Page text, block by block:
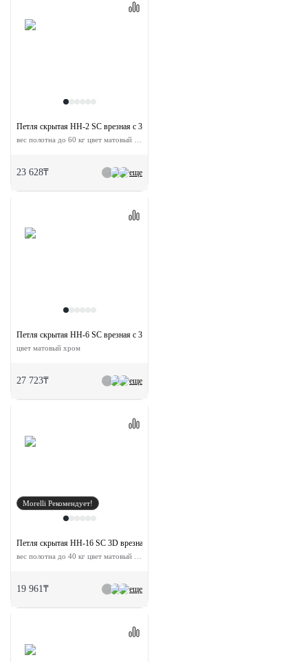
еще
Петля скрытая HH-2 SC врезная с 3D-регулировкой
23 628₸
еще
Петля скрытая HH-6 SC врезная с 3D-регулировкой вес полотна до 40 кг
цвет матовый хром
27 723₸
Morelli Рекомендует!
еще
Петля скрытая HH-16 SC 3D врезная с 3D-регулировкой
19 961₸